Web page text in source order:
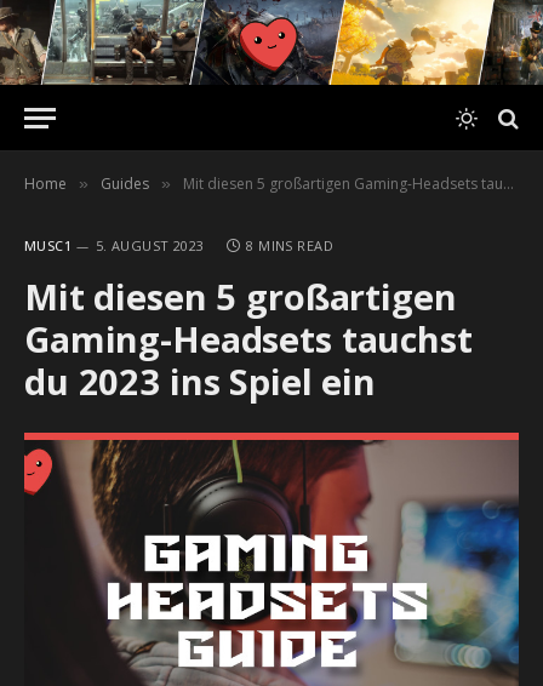
Home » Guides » Mit diesen 5 großartigen Gaming-Headsets tauchst du 2023 ins Spiel ein
MUSC1 5. AUGUST 2023 8 MINS READ
Mit diesen 5 großartigen
Gaming-Headsets tauchst
du 2023 ins Spiel ein